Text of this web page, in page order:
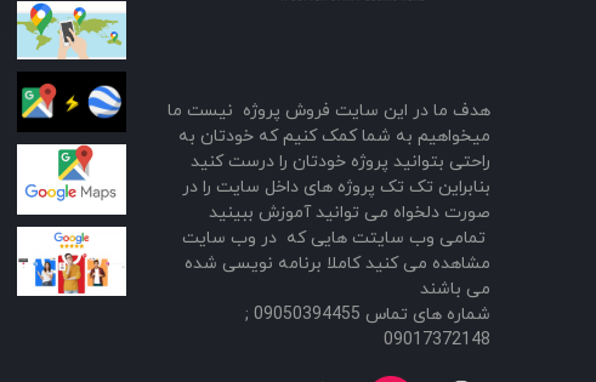
هدف ما در این سایت فروش پروژه نیست ما
میخواهیم به شما کمک کنیم که خودتان به
راحتی بتوانید پروژه خودتان را درست کنید
بنابراین تک تک پروژه های داخل سایت را در
صورت دلخواه می توانید آموزش ببینید
تمامی وب سایتت هایی که در وب سایت
مشاهده می کنید کاملا برنامه نویسی شده
می باشند
شماره های تماس 09050394455 ;
09017372148